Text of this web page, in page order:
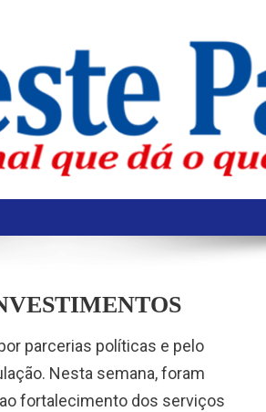
parcerias políticas e pelo
Nesta semana, foram
fortalecimento dos serviços